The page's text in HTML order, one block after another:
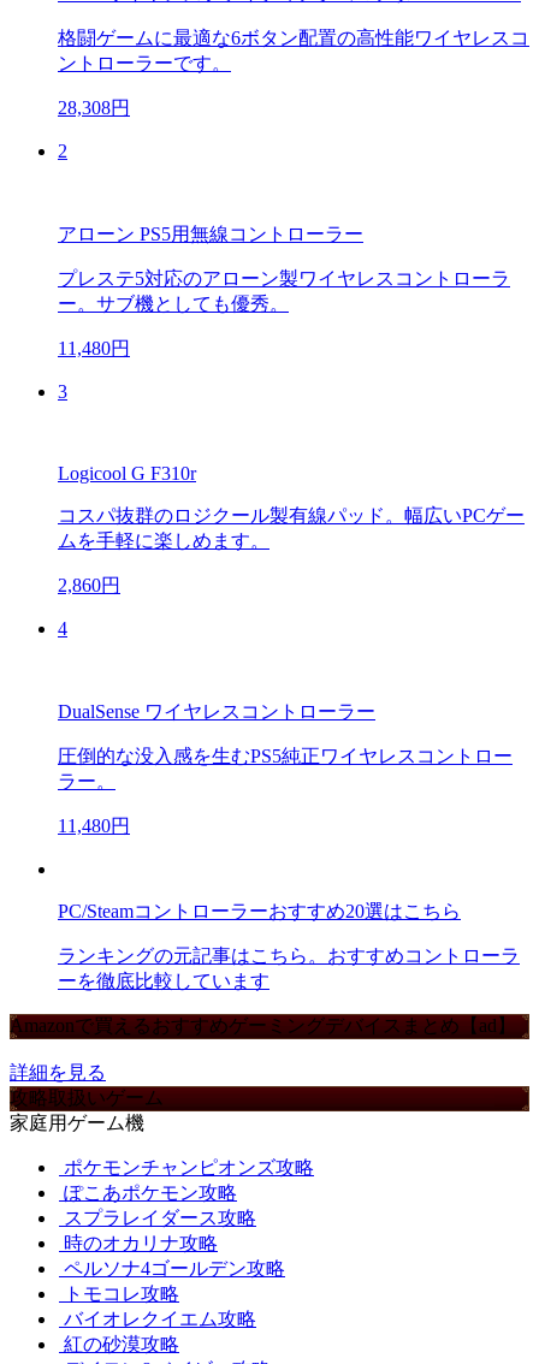
格闘ゲームに最適な6ボタン配置の高性能ワイヤレスコ
ントローラーです。
28,308円
2
アローン PS5用無線コントローラー
プレステ5対応のアローン製ワイヤレスコントローラ
ー。サブ機としても優秀。
11,480円
3
Logicool G F310r
コスパ抜群のロジクール製有線パッド。幅広いPCゲー
ムを手軽に楽しめます。
2,860円
4
DualSense ワイヤレスコントローラー
圧倒的な没入感を生むPS5純正ワイヤレスコントロー
ラー。
11,480円
PC/Steamコントローラーおすすめ20選はこちら
ランキングの元記事はこちら。おすすめコントローラ
ーを徹底比較しています
Amazonで買えるおすすめゲーミングデバイスまとめ【ad】
詳細を見る
攻略取扱いゲーム
家庭用ゲーム機
ポケモンチャンピオンズ攻略
ぽこあポケモン攻略
スプラレイダース攻略
時のオカリナ攻略
ペルソナ4ゴールデン攻略
トモコレ攻略
バイオレクイエム攻略
紅の砂漠攻略